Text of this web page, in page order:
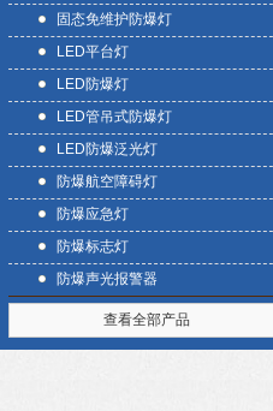
固态免维护防爆灯
LED平台灯
LED防爆灯
LED管吊式防爆灯
LED防爆泛光灯
防爆航空障碍灯
防爆应急灯
防爆标志灯
防爆声光报警器
查看全部产品